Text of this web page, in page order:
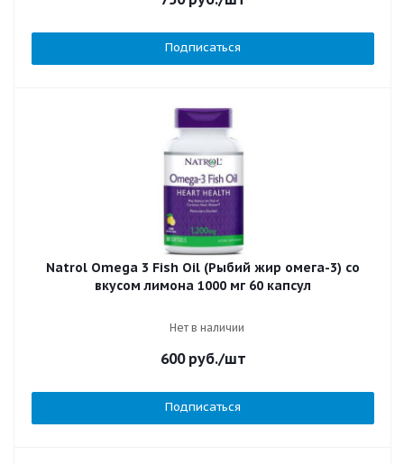
Подписаться
Natrol Omega 3 Fish Oil (Рыбий жир омега-3) со
вкусом лимона 1000 мг 60 капсул
Нет в наличии
600руб./шт
Подписаться